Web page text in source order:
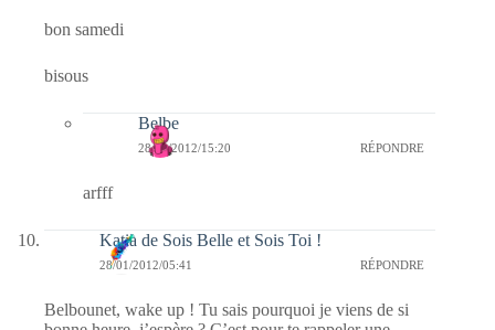
bon samedi
bisous
Belbe
28/01/2012/15:20 RÉPONDRE
arfff
Katia de Sois Belle et Sois Toi !
28/01/2012/05:41 RÉPONDRE
Belbounet, wake up ! Tu sais pourquoi je viens de si